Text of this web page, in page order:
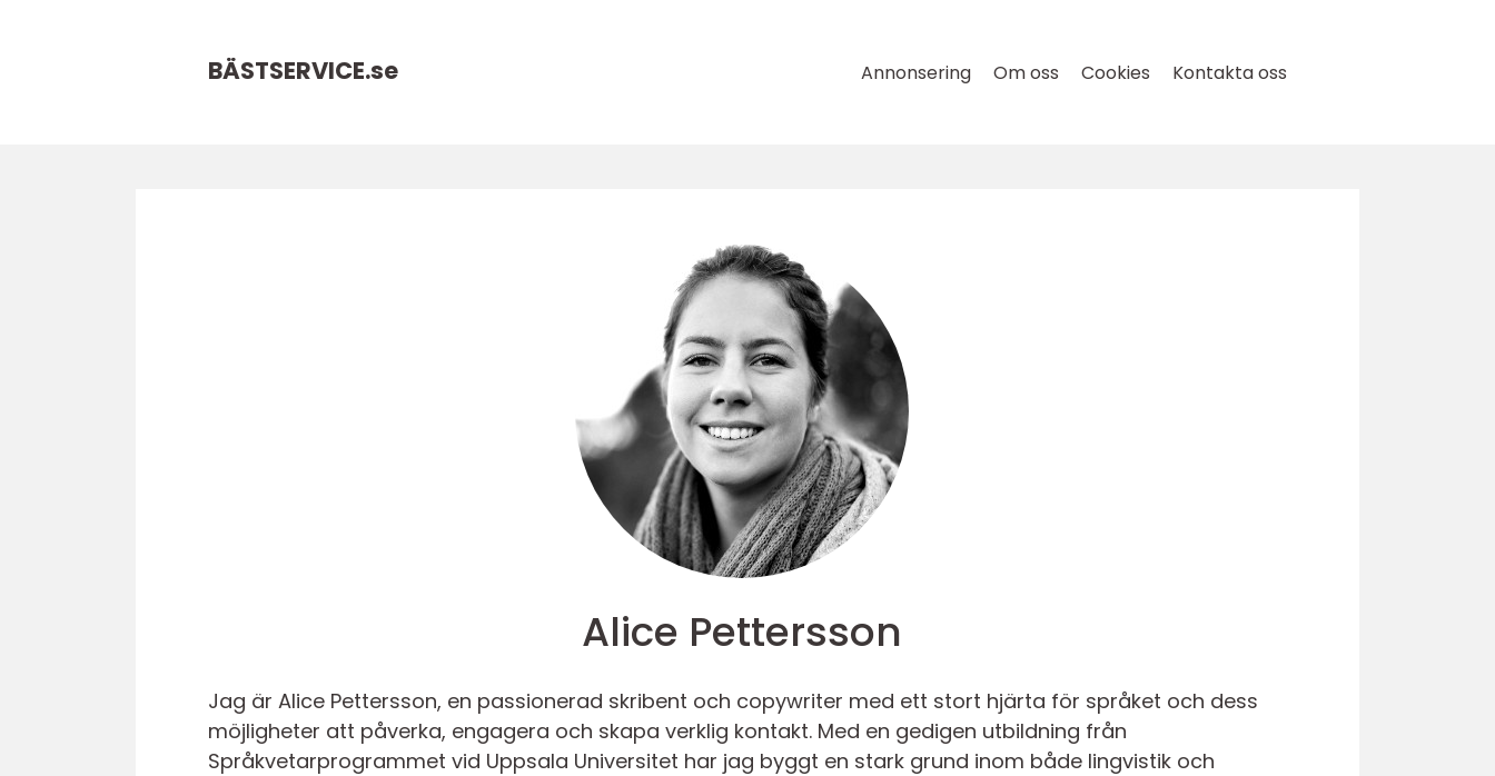
BÄSTSERVICE.se Annonsering Om oss Cookies Kontakta oss
Alice Pettersson
Jag är Alice Pettersson, en passionerad skribent och copywriter med ett stort hjärta för språket och dess
möjligheter att påverka, engagera och skapa verklig kontakt. Med en gedigen utbildning från
Språkvetarprogrammet vid Uppsala Universitet har jag byggt en stark grund inom både lingvistik och